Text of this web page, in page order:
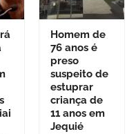
Homem de
76 anos é
preso
suspeito de
estuprar
criança de
11 anos em
Jequié